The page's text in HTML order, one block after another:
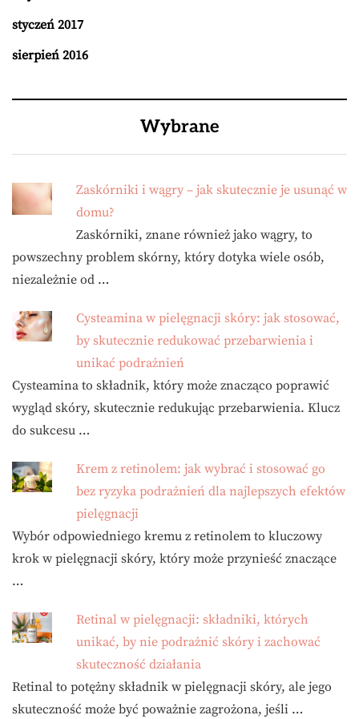
styczeń 2017
sierpień 2016
Wybrane
Zaskórniki i wągry – jak skutecznie je usunąć w
domu?
Zaskórniki, znane również jako wągry, to
powszechny problem skórny, który dotyka wiele osób,
niezależnie od …
Cysteamina w pielęgnacji skóry: jak stosować,
by skutecznie redukować przebarwienia i
unikać podrażnień
Cysteamina to składnik, który może znacząco poprawić
wygląd skóry, skutecznie redukując przebarwienia. Klucz
do sukcesu …
Krem z retinolem: jak wybrać i stosować go
bez ryzyka podrażnień dla najlepszych efektów
pielęgnacji
Wybór odpowiedniego kremu z retinolem to kluczowy
krok w pielęgnacji skóry, który może przynieść znaczące
…
Retinal w pielęgnacji: składniki, których
unikać, by nie podrażnić skóry i zachować
skuteczność działania
Retinal to potężny składnik w pielęgnacji skóry, ale jego
skuteczność może być poważnie zagrożona, jeśli …